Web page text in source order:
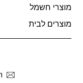
מוצרי חשמל
מוצרים לבית